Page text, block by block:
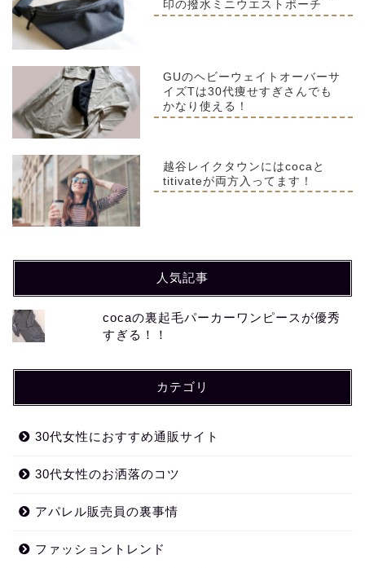
印の撥水ミニウエストポーチ
GUのヘビーウェイトオーバーサ
イズTは30代痩せすぎさんでも
かなり使える！
越谷レイクタウンにはcocaと
titivateが両方入ってます！
人気記事
cocaの裏起毛パーカーワンピースが優秀
すぎる！！
カテゴリ
30代女性におすすめ通販サイト
30代女性のお洒落のコツ
アパレル販売員の裏事情
ファッショントレンド